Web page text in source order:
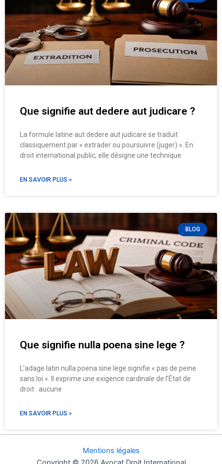
Que signifie aut dedere aut judicare ?
La formule latine aut dedere aut judicare se traduit
classiquement par « extrader ou poursuivre (juger) ». En
droit international public, elle désigne une technique
EN SAVOIR PLUS »
BLOG
Que signifie nulla poena sine lege ?
L’adage latin nulla poena sine lege signifie « pas de peine
sans loi ». Il exprime une exigence cardinale de l’État de
droit : aucune
EN SAVOIR PLUS »
Mentions légales